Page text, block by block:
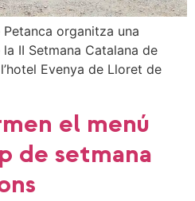
organitza una
II Setmana Catalana de
Evenya de Lloret de
el menú
de setmana